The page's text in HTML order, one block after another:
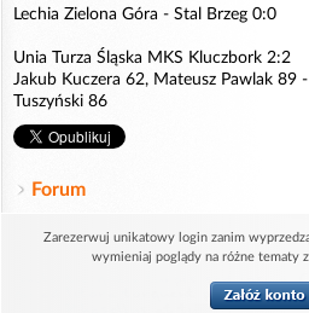
Lechia Zielona Góra - Stal Brzeg 0:0
Unia Turza Śląska MKS Kluczbork 2:2
Jakub Kuczera 62, Mateusz Pawlak 89
Tuszyński 86
Forum
Zarezerwuj unikatowy login zanim
wymieniaj poglądy na różne tematy z